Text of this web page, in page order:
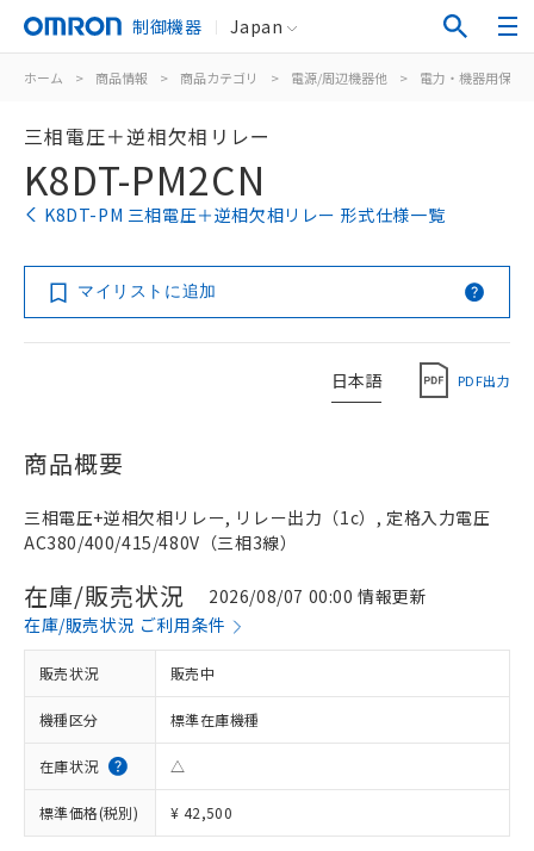
制御機器 Japan
ホーム > 商品情報 > 商品カテゴリ > 電源/周辺機器他 > 電力・機器用保護
三相電圧＋逆相欠相リレー
K8DT-PM2CN
K8DT-PM 三相電圧＋逆相欠相リレー 形式仕様一覧
マイリストに追加
日本語 PDF出力
商品概要
三相電圧+逆相欠相リレー, リレー出力（1c）, 定格入力電圧
AC380/400/415/480V（三相3線）
在庫/販売状況
2026/08/07 00:00 情報更新
在庫/販売状況 ご利用条件
販売状況 販売中
機種区分 標準在庫機種
在庫状況 △
標準価格(税別) ¥ 42,500